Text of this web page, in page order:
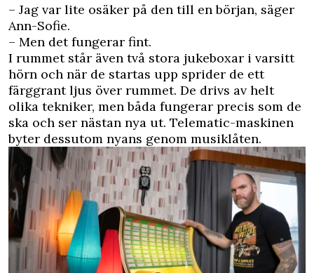
– Jag var lite osäker på den till en början, säger
Ann-Sofie.
– Men det fungerar fint.
I rummet står även två stora jukeboxar i varsitt
hörn och när de startas upp sprider de ett
färggrant ljus över rummet. De drivs av helt
olika tekniker, men båda fungerar precis som de
ska och ser nästan nya ut. Telematic-maskinen
byter dessutom nyans genom musiklåten.